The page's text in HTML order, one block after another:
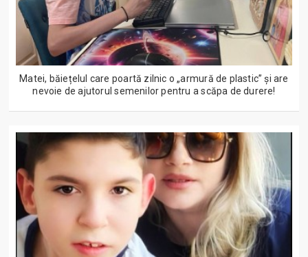
Matei, băiețelul care poartă zilnic o „armură de plastic” și are
nevoie de ajutorul semenilor pentru a scăpa de durere!